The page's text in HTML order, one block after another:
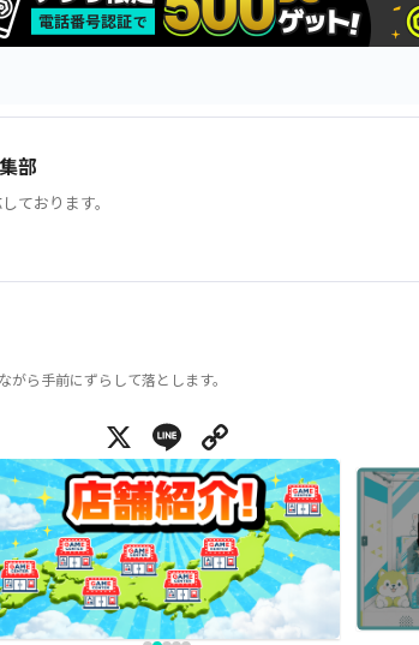
部
ております。
ら手前にずらして落とします。
X Line